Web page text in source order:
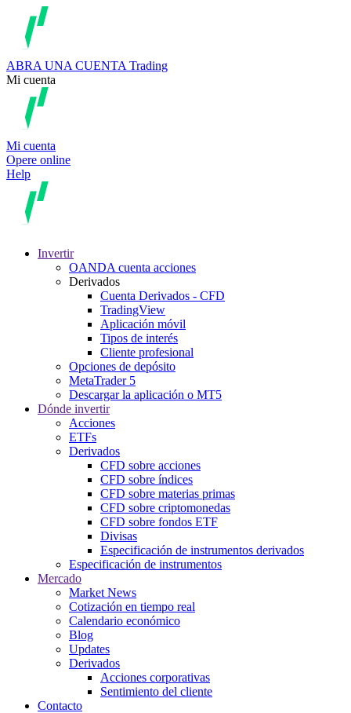
ABRA UNA CUENTA Trading
Mi cuenta
Mi cuenta
Opere online
Help
Invertir
OANDA cuenta acciones
Derivados
Cuenta Derivados - CFD
TradingView
Aplicación móvil
Tipos de interés
Cliente profesional
Opciones de depósito
MetaTrader 5
Descargar la aplicación o MT5
Dónde invertir
Acciones
ETFs
Derivados
CFD sobre acciones
CFD sobre índices
CFD sobre materias primas
CFD sobre criptomonedas
CFD sobre fondos ETF
Divisas
Especificación de instrumentos derivados
Especificación de instrumentos
Mercado
Market News
Cotización en tiempo real
Calendario económico
Blog
Updates
Derivados
Acciones corporativas
Sentimiento del cliente
Contacto